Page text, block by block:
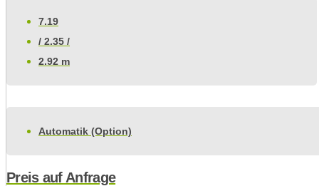
7.19
/ 2.35 /
2.92 m
Automatik (Option)
Preis auf Anfrage